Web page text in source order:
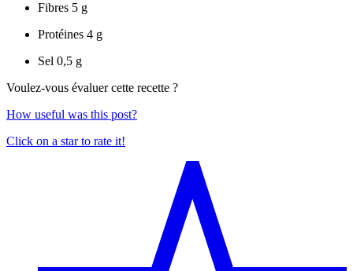
Fibres 5 g
Protéines 4 g
Sel 0,5 g
Voulez-vous évaluer cette recette ?
How useful was this post?
Click on a star to rate it!